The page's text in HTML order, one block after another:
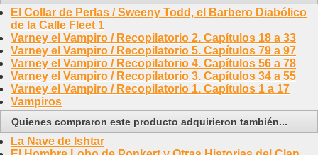
El Collar de Perlas / Sweeny Todd, el Barbero Diabólico
de la Calle Fleet 1
Varney el Vampiro / Recopilatorio 2. Capítulos 18 a 33
Varney el Vampiro / Recopilatorio 5. Capítulos 79 a 97
Varney el Vampiro / Recopilatorio 4. Capítulos 56 a 78
Varney el Vampiro / Recopilatorio 3. Capítulos 34 a 55
Varney el Vampiro / Recopilatorio 1. Capítulos 1 a 17
Vampiros
Quienes compraron este producto adquirieron también...
La Nave de Ishtar